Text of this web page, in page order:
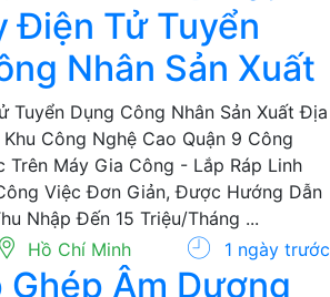
Rạp Ngay Tại Nhà...
Hồ Chí Minh 3 ngày trước
Điện Tử Tuyển
Nhân Sản Xuất
Tuyển Dụng Công Nhân Sản Xuất Địa
Công Nghệ Cao Quận 9 Công
Trên Máy Gia Công - Lắp Ráp Linh
Việc Đơn Giản, Được Hướng Dẫn
Nhập Đến 15 Triệu/Tháng ...